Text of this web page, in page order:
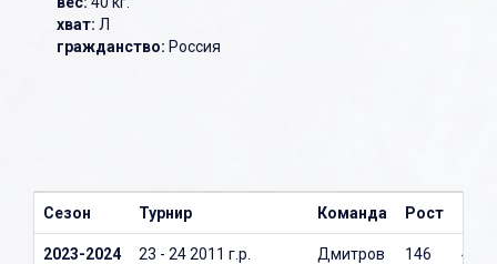
хват: Л
гражданство: Россия
Сезон Турнир Команда Рост
2023-2024 23 - 24 2011 г.р. Дмитров 146 40